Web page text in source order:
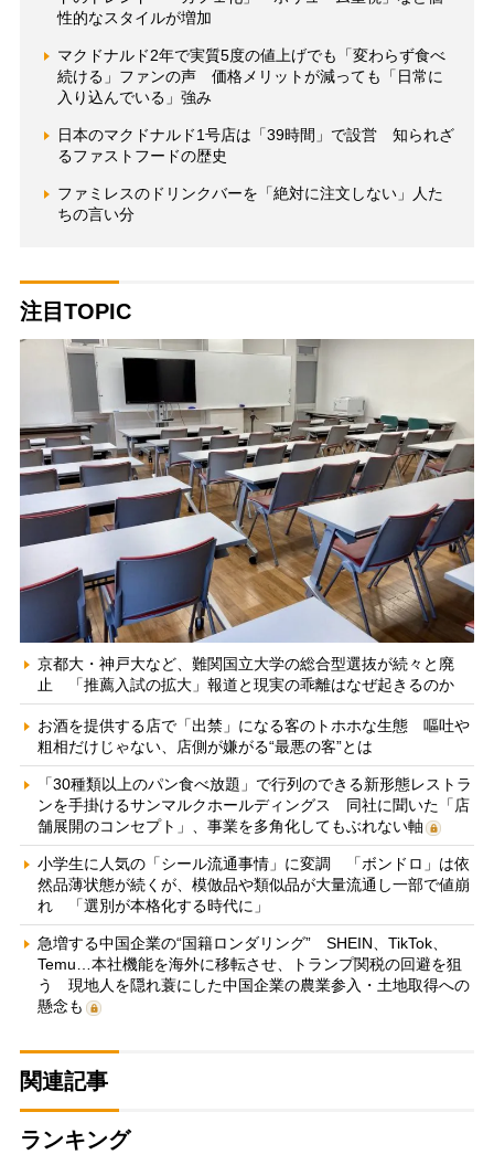
性的なスタイルが増加
マクドナルド2年で実質5度の値上げでも「変わらず食べ
続ける」ファンの声 価格メリットが減っても「日常に
入り込んでいる」強み
日本のマクドナルド1号店は「39時間」で設営 知られざ
るファストフードの歴史
ファミレスのドリンクバーを「絶対に注文しない」人た
ちの言い分
注目TOPIC
京都大・神戸大など、難関国立大学の総合型選抜が続々と廃
止 「推薦入試の拡大」報道と現実の乖離はなぜ起きるのか
お酒を提供する店で「出禁」になる客のトホホな生態 嘔吐や
粗相だけじゃない、店側が嫌がる“最悪の客”とは
「30種類以上のパン食べ放題」で行列のできる新形態レストラ
ンを手掛けるサンマルクホールディングス 同社に聞いた「店
舗展開のコンセプト」、事業を多角化してもぶれない軸
小学生に人気の「シール流通事情」に変調 「ボンドロ」は依
然品薄状態が続くが、模倣品や類似品が大量流通し一部で値崩
れ 「選別が本格化する時代に」
急増する中国企業の“国籍ロンダリング” SHEIN、TikTok、
Temu…本社機能を海外に移転させ、トランプ関税の回避を狙
う 現地人を隠れ蓑にした中国企業の農業参入・土地取得への
懸念も
関連記事
ランキング